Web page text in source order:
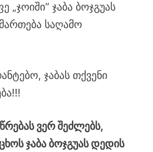
„ჯოიში“ ჯაბა ბოჯგუას
საღამო
ჯაბას თქვენი
ვერ შეძლებს,
ჯაბა ბოჯგუას დედის